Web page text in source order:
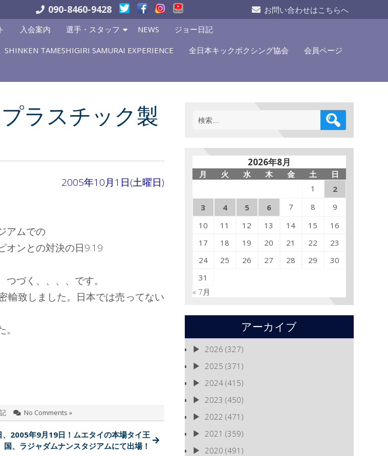
090-8460-9428
お問い合わせはこちらへ
入会案内 選手・スタッフ NEWS ジョー日記
TAMESHIGIRI SAMURAI EXPERIENCE 全日本キックボクシング協会 会員ページ
ラスチック製
2005年10月1日(土曜日)
アムでの
オンとの対決の日9.19
づく、、、、です。
輸致しました。日本では売ってない
No Comments »
、2005年9月19日！ムエタイの本場タイ王
国、ラジャダムナンスタジアムにて出場！
検
索:
2026年8月
月 火 水 木 金 土
日
1
2
3
4 5 6 7 8
9
10
11 12 13 14 15
16
17
18 19 20 21 22
23
24
25 26 27 28 29
30
31
« 7月
アーカイブ
2026 (327)
2025 (371)
2024(415)
2023 (450)
2022 (471)
2021 (359)
2020 (491)